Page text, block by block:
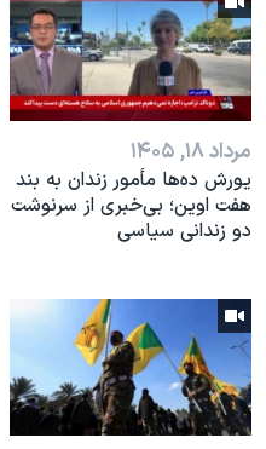
مرداد ۱۸, ۱۴۰۵
یورش ده‌ها مأمور زندان به بند
هفت اوین؛ بی‌خبری از سرنوشت
دو زندانی سیاسی